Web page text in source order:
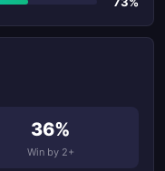
36%
Win by 2+